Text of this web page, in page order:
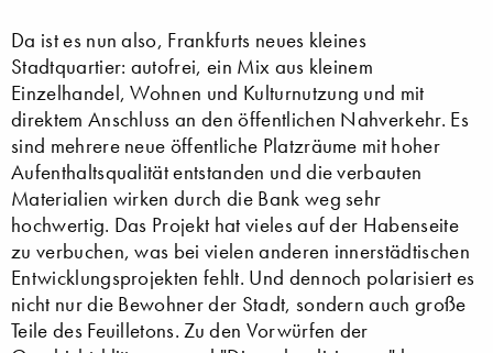
Da ist es nun also, Frankfurts neues kleines
Stadtquartier: autofrei, ein Mix aus kleinem
Einzelhandel, Wohnen und Kulturnutzung und mit
direktem Anschluss an den öffentlichen Nahverkehr. Es
sind mehrere neue öffentliche Platzräume mit hoher
Aufenthaltsqualität entstanden und die verbauten
Materialien wirken durch die Bank weg sehr
hochwertig. Das Projekt hat vieles auf der Habenseite
zu verbuchen, was bei vielen anderen innerstädtischen
Entwicklungsprojekten fehlt. Und dennoch polarisiert es
nicht nur die Bewohner der Stadt, sondern auch große
Teile des Feuilletons. Zu den Vorwürfen der